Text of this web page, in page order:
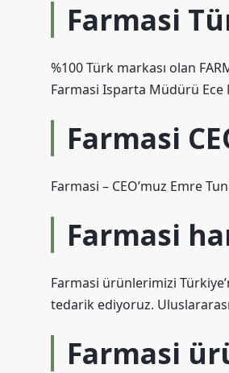
Farmasi
%100 Türk markası olan
Farmasi Isparta Müdürü Ece
Farmasi
Farmasi – CEO’muz Emre
Farmasi
Farmasi ürünlerimizi
tedarik ediyoruz.
Farmasi